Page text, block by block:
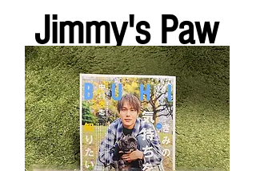
Jimmy's Paw